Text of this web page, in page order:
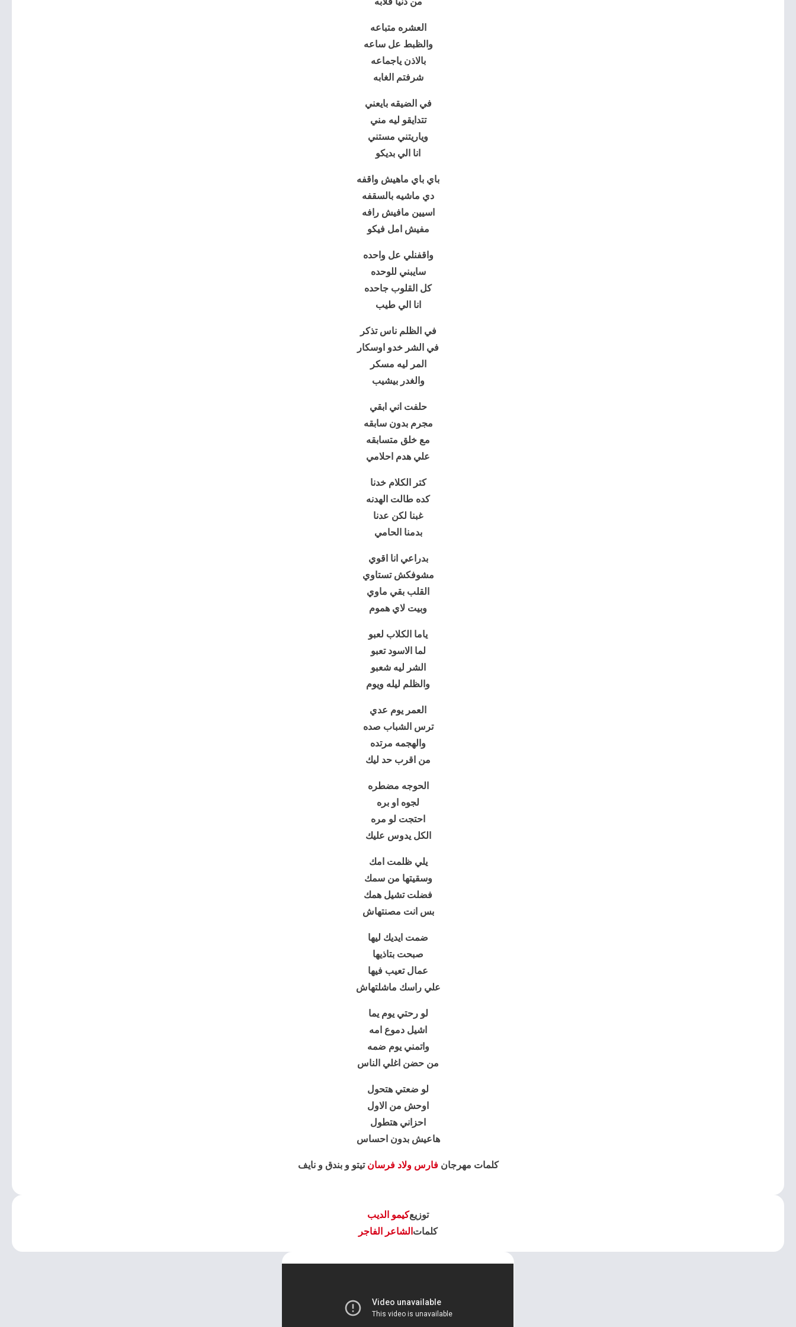
العشره متباعه
والظبط عل ساعه
بالاذن ياجماعه
شرفتم الغابه
في الضيقه بايعني
تتدايقو ليه مني
وياريتني مستني
انا الي بديكو
باي باي ماهيش واقفه
دي ماشيه بالسقفه
اسيين مافيش رافه
مفيش امل فيكو
واقفنلي عل واحده
سايبني للوحده
كل القلوب جاحده
انا الي طيب
في الظلم ناس تذكر
في الشر خدو اوسكار
المر ليه مسكر
والغدر بيشيب
حلفت اني ابقي
مجرم بدون سابقه
مع خلق متسابقه
علي هدم احلامي
كتر الكلام خدنا
كده طالت الهدنه
غبنا لكن عدنا
بدمنا الحامي
بدراعي انا اقوي
مشوفكش تستاوي
القلب بقي ماوي
وبيت لاي هموم
ياما الكلاب لعبو
لما الاسود تعبو
الشر ليه شعبو
والظلم ليله ويوم
العمر يوم عدي
ترس الشباب صده
والهجمه مرتده
من اقرب حد ليك
الحوجه مضطره
لجوه او بره
احتجت لو مره
الكل يدوس عليك
يلي ظلمت امك
وسقيتها من سمك
فضلت تشيل همك
بس انت مصنتهاش
ضمت ايديك ليها
صبحت بتاذيها
عمال تعيب فيها
علي راسك ماشلتهاش
لو رحتي يوم يما
اشيل دموع امه
واتمني يوم ضمه
من حضن اغلي الناس
لو ضعتي هتحول
اوحش من الاول
احزاني هتطول
هاعيش بدون احساس
كلمات مهرجانفارس ولاد فرسان تيتو و بندق و نايف
توزيعكيمو الديب
كلمات الشاعر الفاجر